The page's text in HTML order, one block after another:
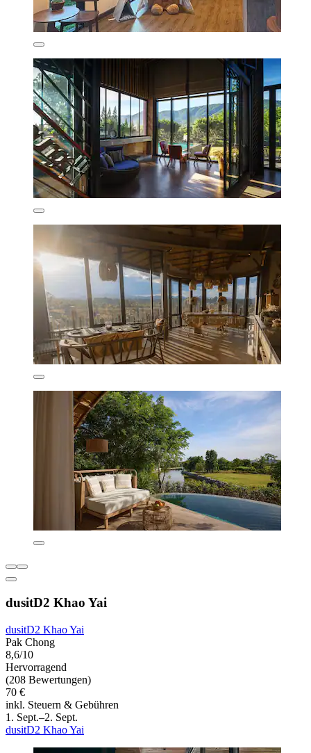
dusitD2 Khao Yai
dusitD2 Khao Yai
Pak Chong
8,6/10
Hervorragend
(208 Bewertungen)
70 €
inkl. Steuern & Gebühren
1. Sept.–2. Sept.
dusitD2 Khao Yai